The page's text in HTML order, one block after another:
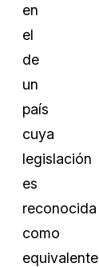
en
el
de
un
país
cuya
legislación
es
reconocida
como
equivalente